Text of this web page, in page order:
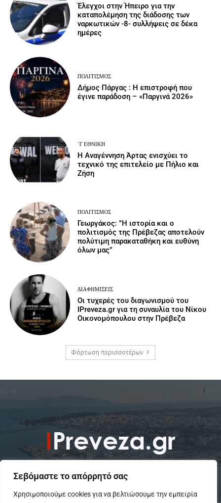
Σεβόμαστε το απόρρητό σας
Χρησιμοποιούμε cookies για να βελτιώσουμε την εμπειρία
Έλεγχοι στην Ήπειρο για την
καταπολέμηση της διάδοσης των
ναρκωτικών -8- συλλήψεις σε δέκα
ημέρες
ΠΟΛΙΤΙΣΜΌΣ
Δήμος Πάργας : Η επιστροφή που
έγινε παράδοση – «Παργινά 2026»
΄Γ ΕΘΝΙΚΉ
Η Αναγέννηση Άρτας ενισχύει το
τεχνικό της επιτελείο με Πήλιο και
Ζήση
ΠΟΛΙΤΙΣΜΌΣ
Γεωργάκος: ”Η ιστορία και ο
πολιτισμός της Πρέβεζας αποτελούν
πολύτιμη παρακαταθήκη και ευθύνη
όλων μας”
ΔΙΑΦΗΜΊΣΕΙΣ
Οι τυχερές του διαγωνισμού του
IPreveza.gr για τη συναυλία του Νίκου
Οικονομόπουλου στην Πρέβεζα
Φόρτωση περισσοτέρων